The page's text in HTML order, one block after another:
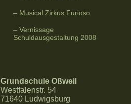
Musical Zirkus Furioso
Vernissage
Schuldausgestaltung 2008
Grundschule Oßweil
Westfalenstr. 54
71640 Ludwigsburg